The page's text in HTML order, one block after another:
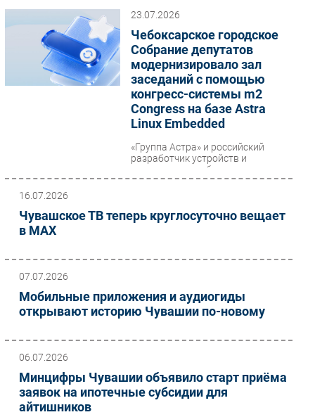
Интеграция
Рынок ПК
Маркетинг
Торговые сети
Оборудование
Безопасность
CIO/Управление ИТ
Гаджеты
Здоровье
РАЗДЕЛЫ
Новости
Аналитика
Интервью
23.07.2026
Чебоксарское городское
Собрание депутатов
модернизировало зал
заседаний с помощью
конгресс-системы m2
Congress на базе Astra
Linux Embedded
«Группа Астра» и российский
разработчик устройств и
программного обеспечения для
отображения и управления
16.07.2026
Чувашское ТВ теперь круглосуточно вещает
в MAX
07.07.2026
Мобильные приложения и аудиогиды
открывают историю Чувашии по-новому
06.07.2026
Минцифры Чувашии объявило старт приёма
заявок на ипотечные субсидии для
айтишников